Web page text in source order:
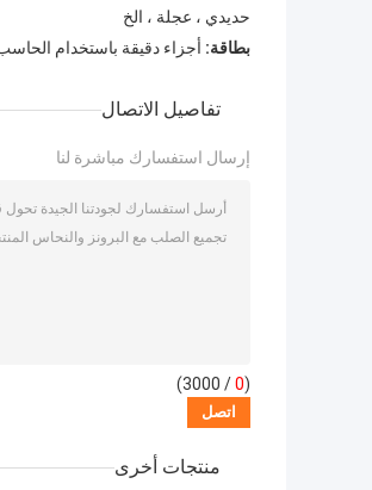
حديدي ، عجلة ، الخ
بطاقة: أجزاء دقيقة باستخدام
تفاصيل الاتصال
إرسال استفسارك مباشرة لنا
(
0
/ 3000)
منتجات أخرى